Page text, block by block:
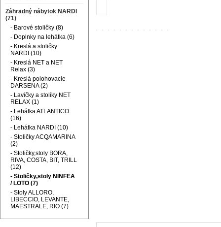
Záhradný nábytok NARDI
(71)
- Barové stoličky (8)
- Doplnky na lehátka (6)
- Kreslá a stoličky
NARDI (10)
- Kreslá NET a NET
Relax (3)
- Kreslá polohovacie
DARSENA (2)
- Lavičky a stolíky NET
RELAX (1)
- Lehátka ATLANTICO
(16)
- Lehátka NARDI (10)
- Stoličky ACQAMARINA
(2)
- Stoličky,stoly BORA,
RIVA, COSTA, BIT, TRILL
(12)
- Stoličky,stoly NINFEA
/ LOTO (7)
- Stoly ALLORO,
LIBECCIO, LEVANTE,
MAESTRALE, RIO (7)